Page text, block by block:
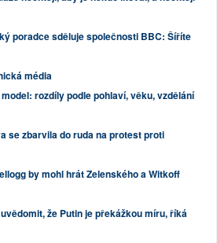
poradce sděluje společnosti BBC: Šíříte
média
model: rozdíly podle pohlaví, věku, vzdělání
se zbarvila do ruda na protest proti
by mohl hrát Zelenského a Witkoff
že Putin je překážkou míru, říká